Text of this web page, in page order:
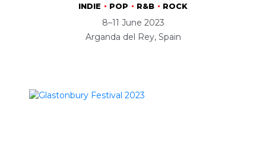
INDIE POP R&B ROCK
8–11 June 2023
Arganda del Rey, Spain